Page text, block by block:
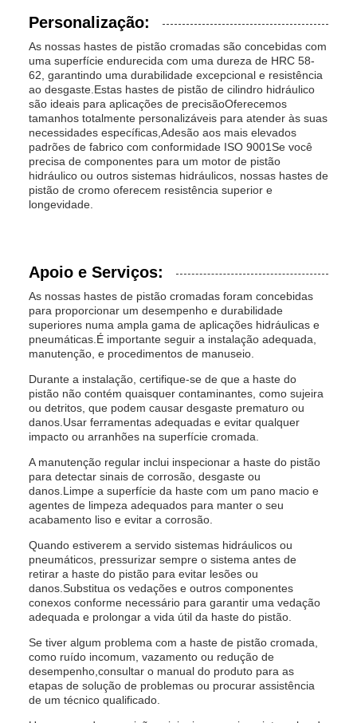
Personalização:
As nossas hastes de pistão cromadas são concebidas com
uma superfície endurecida com uma dureza de HRC 58-
62, garantindo uma durabilidade excepcional e resistência
ao desgaste.Estas hastes de pistão de cilindro hidráulico
são ideais para aplicações de precisãoOferecemos
tamanhos totalmente personalizáveis para atender às suas
necessidades específicas,Adesão aos mais elevados
padrões de fabrico com conformidade ISO 9001Se você
precisa de componentes para um motor de pistão
hidráulico ou outros sistemas hidráulicos, nossas hastes de
pistão de cromo oferecem resistência superior e
longevidade.
Apoio e Serviços:
As nossas hastes de pistão cromadas foram concebidas
para proporcionar um desempenho e durabilidade
superiores numa ampla gama de aplicações hidráulicas e
pneumáticas.É importante seguir a instalação adequada,
manutenção, e procedimentos de manuseio.
Durante a instalação, certifique-se de que a haste do
pistão não contém quaisquer contaminantes, como sujeira
ou detritos, que podem causar desgaste prematuro ou
danos.Usar ferramentas adequadas e evitar qualquer
impacto ou arranhões na superfície cromada.
A manutenção regular inclui inspecionar a haste do pistão
para detectar sinais de corrosão, desgaste ou
danos.Limpe a superfície da haste com um pano macio e
agentes de limpeza adequados para manter o seu
acabamento liso e evitar a corrosão.
Quando estiverem a servido sistemas hidráulicos ou
pneumáticos, pressurizar sempre o sistema antes de
retirar a haste do pistão para evitar lesões ou
danos.Substitua os vedações e outros componentes
conexos conforme necessário para garantir uma vedação
adequada e prolongar a vida útil da haste do pistão.
Se tiver algum problema com a haste de pistão cromada,
como ruído incomum, vazamento ou redução de
desempenho,consultar o manual do produto para as
etapas de solução de problemas ou procurar assistência
de um técnico qualificado.